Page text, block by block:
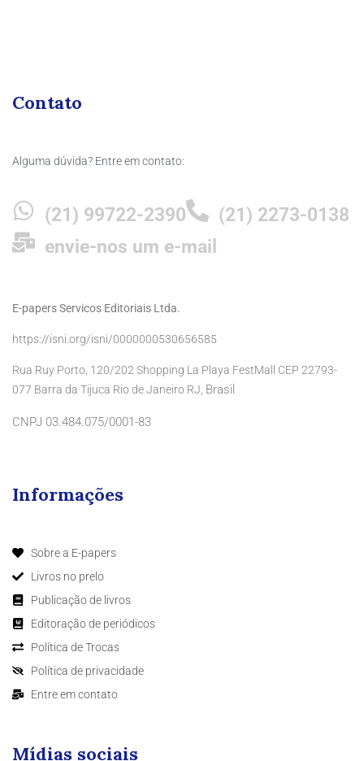
Contato
Alguma dúvida? Entre em contato:
(21) 99722-2390
(21) 2273-0138
envie-nos um e-mail
E-papers Servicos Editoriais Ltda.
https://isni.org/isni/0000000530656585
Rua Ruy Porto, 120/202 Shopping La Playa FestMall CEP 22793-
077 Barra da Tijuca Rio de Janeiro RJ, Brasil
CNPJ 03.484.075/0001-83
Informações
Sobre a E-papers
Livros no prelo
Publicação de livros
Editoração de periódicos
Política de Trocas
Política de privacidade
Entre em contato
Mídias sociais